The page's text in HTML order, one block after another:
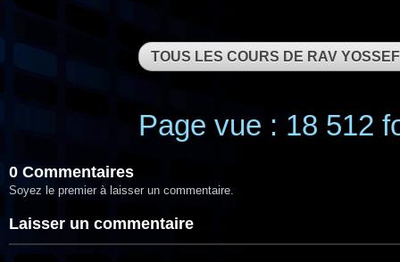
TOUS LES COURS DE RAV
Page vue : 18 512
0 Commentaires
Soyez le premier à laisser un commentaire.
Laisser un commentaire